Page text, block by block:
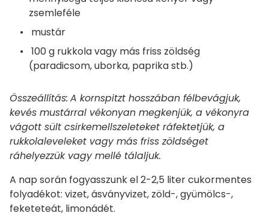
zsemleféle
mustár
100 g rukkola vagy más friss zöldség
(paradicsom, uborka, paprika stb.)
Összeállítás: A kornspitzt hosszában félbevágjuk,
kevés mustárral vékonyan megkenjük, a vékonyra
vágott sült csirkemellszeleteket ráfektetjük, a
rukkolaleveleket vagy más friss zöldséget
ráhelyezzük vagy mellé tálaljuk.
A nap során fogyasszunk el 2-2,5 liter cukormentes
folyadékot: vizet, ásványvizet, zöld-, gyümölcs-,
feketeteát, limonádét.